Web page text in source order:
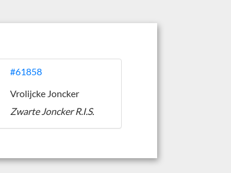
#61858
Vrolijcke Joncker
Zwarte Joncker R.I.S.